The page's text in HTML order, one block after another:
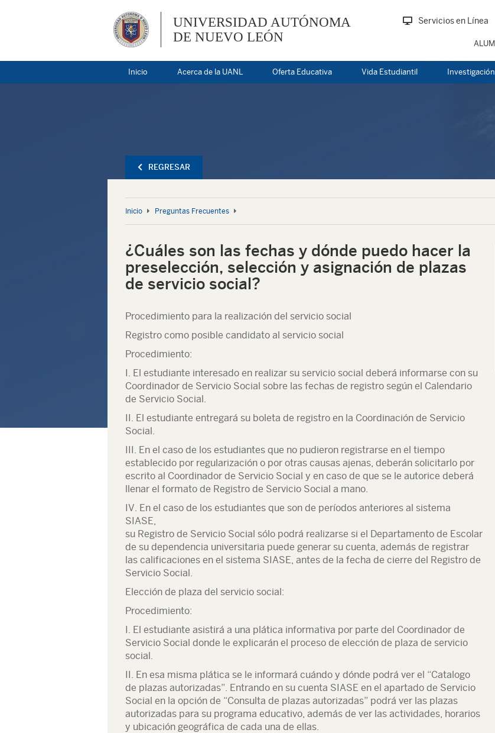
UNIVERSIDAD AUTÓNOMA
DE NUEVO LEÓN
Servicios en Línea
Inicio Acerca de la UANL Oferta Educativa Vida Estudiantil Investigación
REGRESAR
Inicio Preguntas Frecuentes
¿Cuáles son las fechas y dónde puedo hacer la
preselección, selección y asignación de plazas
de servicio social?
Procedimiento para la realización del servicio social
Registro como posible candidato al servicio social
Procedimiento:
I. El estudiante interesado en realizar su servicio social deberá informarse con su
Coordinador de Servicio Social sobre las fechas de registro según el Calendario
de Servicio Social.
II. El estudiante entregará su boleta de registro en la Coordinación de Servicio
Social.
III. En el caso de los estudiantes que no pudieron registrarse en el tiempo
establecido por regularización o por otras causas ajenas, deberán solicitarlo por
escrito al Coordinador de Servicio Social y en caso de que se le autorice deberá
llenar el formato de Registro de Servicio Social a mano.
IV. En el caso de los estudiantes que son de períodos anteriores al sistema
SIASE,
su Registro de Servicio Social sólo podrá realizarse si el Departamento de Escolar
de su dependencia universitaria puede generar su cuenta, además de registrar
las calificaciones en el sistema SIASE, antes de la fecha de cierre del Registro de
Servicio Social.
Elección de plaza del servicio social:
Procedimiento:
I. El estudiante asistirá a una plática informativa por parte del Coordinador de
Servicio Social donde le explicarán el proceso de elección de plaza de servicio
social.
II. En esa misma plática se le informará cuándo y dónde podrá ver el “Catalogo
de plazas autorizadas”. Entrando en su cuenta SIASE en el apartado de Servicio
Social en la opción de “Consulta de plazas autorizadas” podrá ver las plazas
autorizadas para su programa educativo, además de ver las actividades, horarios
y ubicación geográfica de cada una de ellas.